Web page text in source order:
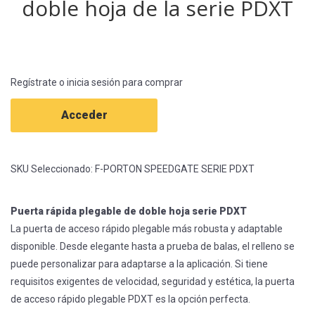
doble hoja de la serie PDXT
Regístrate o inicia sesión para comprar
Acceder
SKU Seleccionado: F-PORTON SPEEDGATE SERIE PDXT
Puerta rápida plegable de doble hoja serie PDXT
La puerta de acceso rápido plegable más robusta y adaptable
disponible. Desde elegante hasta a prueba de balas, el relleno se
puede personalizar para adaptarse a la aplicación. Si tiene
requisitos exigentes de velocidad, seguridad y estética, la puerta
de acceso rápido plegable PDXT es la opción perfecta.